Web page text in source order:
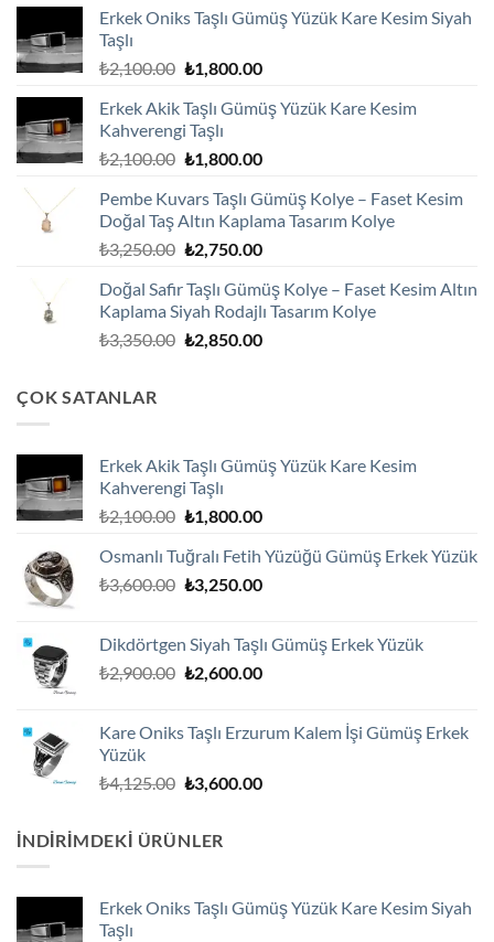
Erkek Oniks Taşlı Gümüş Yüzük Kare Kesim Siyah
Taşlı
₺2,100.00 Orijinal
₺2,100.00.
₺1,800.00Şu
fiyat:
Erkek Akik Taşlı Gümüş Yüzük Kare Kesim
Kahverengi Taşlı
₺2,100.00 Orijinal
₺2,100.00.
₺1,800.00Şu
fiyat:
₺1,800.00.
Pembe Kuvars Taşlı Gümüş Kolye – Faset Kesim
Doğal Taş Altın Kaplama Tasarım Kolye
₺3,250.00 Orijinal
₺3,250.00.
₺2,750.00Şu
fiyat:
₺2,750.00.
Doğal Safir Taşlı Gümüş Kolye – Faset Kesim Altın
Kaplama Siyah Rodajlı Tasarım Kolye
₺3,350.00 Orijinal
₺2,850.00Şu
ÇOK SATANLAR
Erkek Akik Taşlı Gümüş Yüzük Kare Kesim
Kahverengi Taşlı
₺2,100.00 Orijinal
₺2,100.00.
₺1,800.00Şu
fiyat:
₺1,800.00.
Osmanlı Tuğralı Fetih Yüzüğü Gümüş Erkek Yüzük
₺3,600.00 Orijinal
₺3,250.00Şu
₺3,250.00.
Dikdörtgen Siyah Taşlı Gümüş Erkek Yüzük
₺2,900.00 Orijinal
₺2,600.00Şu
₺2,600.00.
Kare Oniks Taşlı Erzurum Kalem İşi Gümüş Erkek
Yüzük
₺4,125.00 Orijinal
₺3,600.00Şu
İNDIRIMDEKI ÜRÜNLER
Erkek Oniks Taşlı Gümüş Yüzük Kare Kesim Siyah
Taşlı